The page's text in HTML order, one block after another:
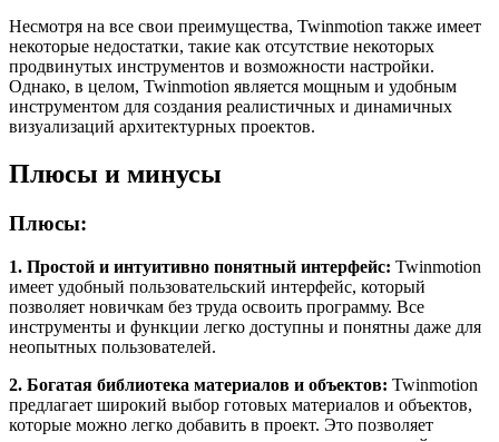
Несмотря на все свои преимущества, Twinmotion также имеет
некоторые недостатки, такие как отсутствие некоторых
продвинутых инструментов и возможности настройки.
Однако, в целом, Twinmotion является мощным и удобным
инструментом для создания реалистичных и динамичных
визуализаций архитектурных проектов.
Плюсы и минусы
Плюсы:
1. Простой и интуитивно понятный интерфейс: Twinmotion
имеет удобный пользовательский интерфейс, который
позволяет новичкам без труда освоить программу. Все
инструменты и функции легко доступны и понятны даже для
неопытных пользователей.
2. Богатая библиотека материалов и объектов: Twinmotion
предлагает широкий выбор готовых материалов и объектов,
которые можно легко добавить в проект. Это позволяет